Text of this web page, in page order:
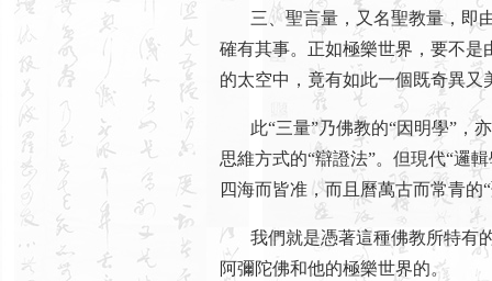
三、聖言量，又名聖教量，即由
確有其事。正如極樂世界，要不
的太空中，竟有如此一個既奇異又
此“三量”乃佛教的“因明學”，亦
思維方式的“辯證法”。但現代“邏
四海而皆准，而且曆萬古而常青
我們就是憑著這種佛教所特有的
阿彌陀佛和他的極樂世界的。